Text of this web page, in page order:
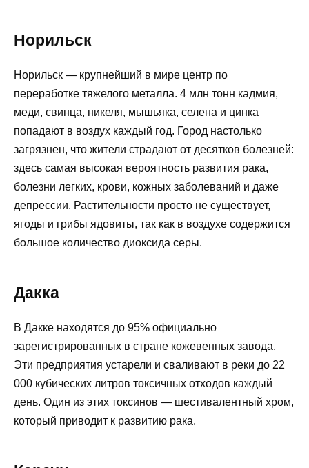
Норильск
Норильск — крупнейший в мире центр по
переработке тяжелого металла. 4 млн тонн кадмия,
меди, свинца, никеля, мышьяка, селена и цинка
попадают в воздух каждый год. Город настолько
загрязнен, что жители страдают от десятков болезней:
здесь самая высокая вероятность развития рака,
болезни легких, крови, кожных заболеваний и даже
депрессии. Растительности просто не существует,
ягоды и грибы ядовиты, так как в воздухе содержится
большое количество диоксида серы.
Дакка
В Дакке находятся до 95% официально
зарегистрированных в стране кожевенных завода.
Эти предприятия устарели и сваливают в реки до 22
000 кубических литров токсичных отходов каждый
день. Один из этих токсинов — шестивалентный хром,
который приводит к развитию рака.